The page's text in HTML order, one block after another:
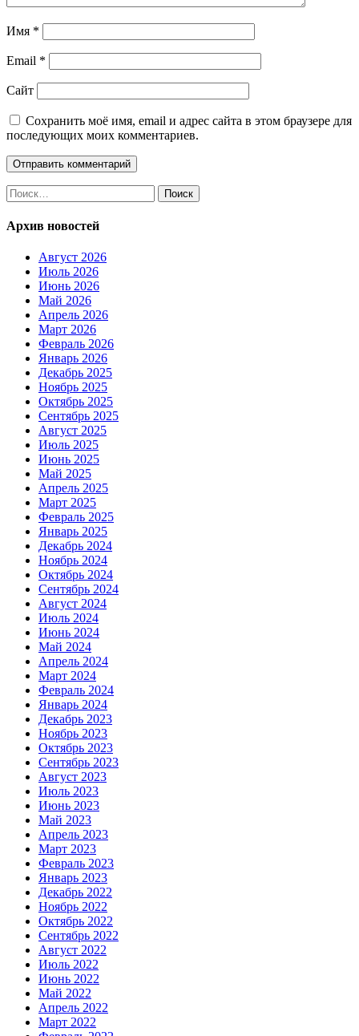
Имя *
Email *
Сайт
Сохранить моё имя, email и адрес сайта в этом браузере для
последующих моих комментариев.
Найти:
Архив новостей
Август 2026
Июль 2026
Июнь 2026
Май 2026
Апрель 2026
Март 2026
Февраль 2026
Январь 2026
Декабрь 2025
Ноябрь 2025
Октябрь 2025
Сентябрь 2025
Август 2025
Июль 2025
Июнь 2025
Май 2025
Апрель 2025
Март 2025
Февраль 2025
Январь 2025
Декабрь 2024
Ноябрь 2024
Октябрь 2024
Сентябрь 2024
Август 2024
Июль 2024
Июнь 2024
Май 2024
Апрель 2024
Март 2024
Февраль 2024
Январь 2024
Декабрь 2023
Ноябрь 2023
Октябрь 2023
Сентябрь 2023
Август 2023
Июль 2023
Июнь 2023
Май 2023
Апрель 2023
Март 2023
Февраль 2023
Январь 2023
Декабрь 2022
Ноябрь 2022
Октябрь 2022
Сентябрь 2022
Август 2022
Июль 2022
Июнь 2022
Май 2022
Апрель 2022
Март 2022